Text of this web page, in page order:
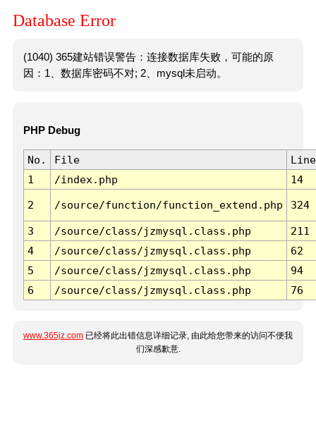
Database Error
(1040) 365建站错误警告：连接数据库失败，可能的原
因：1、数据库密码不对; 2、mysql未启动。
PHP Debug
No. File
Line
1
/index.php 14
2 /source/function/function_extend.php 324
3 /source/class/jzmysql.class.php
211
4
/source/class/jzmysql.class.php
62
5
/source/class/jzmysql.class.php
94
6
/source/class/jzmysql.class.php 76
www.365jz.com 已经将此出错信息详细记录, 由此给您带来的访问不便我
们深感歉意.